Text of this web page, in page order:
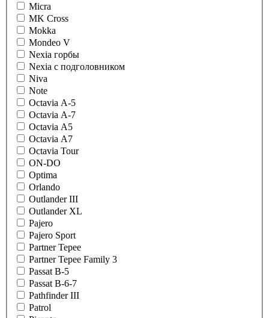
Micra
MK Cross
Mokka
Mondeo V
Nexia горбы
Nexia с подголовником
Niva
Note
Octavia A-5
Octavia A-7
Octavia A5
Octavia A7
Octavia Tour
ON-DO
Optima
Orlando
Outlander III
Outlander XL
Pajero
Pajero Sport
Partner Tepee
Partner Tepee Family 3
Passat B-5
Passat B-6-7
Pathfinder III
Patrol